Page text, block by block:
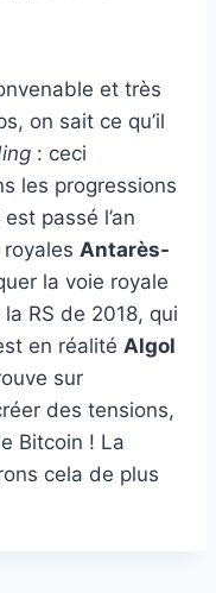
et très
on sait ce qu’il
: ceci
les progressions
passé l’an
Antarès-
la voie royale
RS de 2018, qui
en réalité Algol
sur
des tensions,
Bitcoin ! La
cela de plus